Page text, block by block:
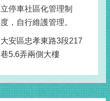
立停車社區化管理制
度，自行維護管理。
大安區忠孝東路3段217
巷5.6弄兩側大樓